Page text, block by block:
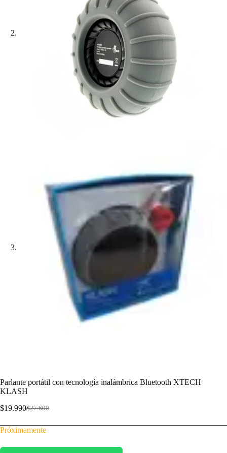
Parlante portátil con tecnología inalámbrica Bluetooth XTECH
KLASH
$27.600
$19.990
Próximamente